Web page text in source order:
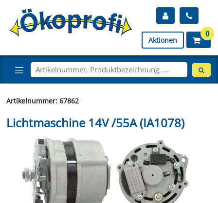
Aktionen
0
Artikelnummer: 67862
Lichtmaschine 14V /55A (IA1078)